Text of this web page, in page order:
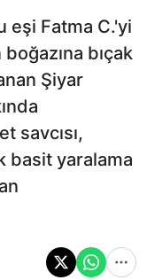
eşi Fatma C.'yi
bıçak
Şiyar
savcısı,
basit yaralama